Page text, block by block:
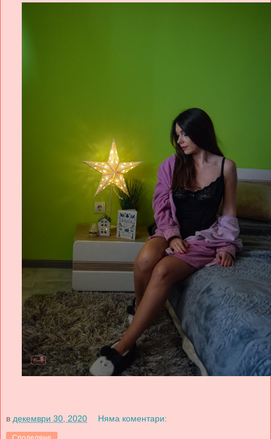
в декември 30, 2020 Няма коментари: